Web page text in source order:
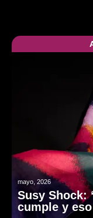
mayo, 2026
Susy Shock:
cumple y